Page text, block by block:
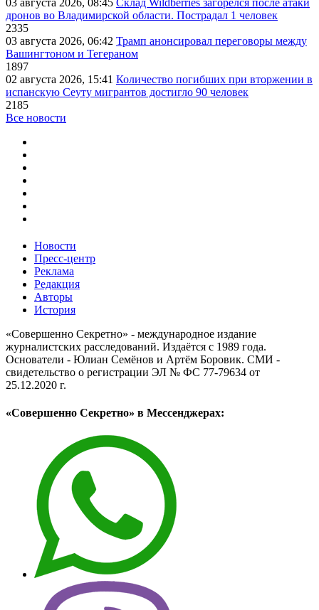
03 августа 2026, 08:45 Склад Wildberries загорелся после атаки
дронов во Владимирской области. Пострадал 1 человек
2335
03 августа 2026, 06:42 Трамп анонсировал переговоры между
Вашингтоном и Тегераном
1897
02 августа 2026, 15:41 Количество погибших при вторжении в
испанскую Сеуту мигрантов достигло 90 человек
2185
Все новости
Новости
Пресс-центр
Реклама
Редакция
Авторы
История
«Совершенно Секретно» - международное издание
журналистских расследований. Издаётся с 1989 года.
Основатели - Юлиан Семёнов и Артём Боровик. CМИ -
свидетельство о регистрации ЭЛ № ФС 77-79634 от
25.12.2020 г.
«Совершенно Секретно» в Мессенджерах: